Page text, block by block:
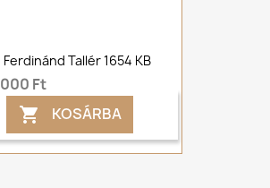
Ferdinánd Tallér 1654 KB
Ft
 KOSÁRBA